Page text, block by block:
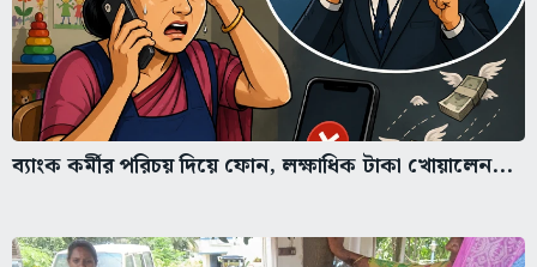
ব্যাংক কর্মীর পরিচয় দিয়ে ফোন, লক্ষাধিক টাকা খোয়ালেন...